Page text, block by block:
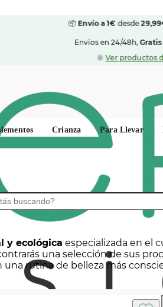
📦Envío a 1€desde
Envíos en 24/48h,Gratis
🌞Ver productos
Crianza Para Llevar
y ecológica especializada en el
una selección de sus
una rutina de belleza más